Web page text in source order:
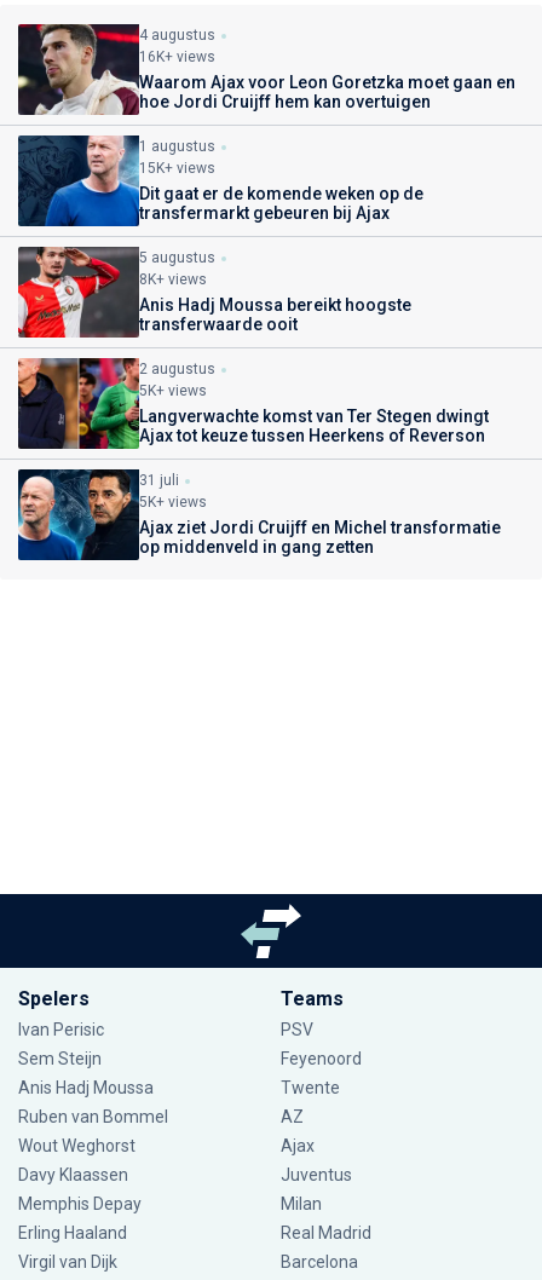
4 augustus
16K+ views
Waarom Ajax voor Leon Goretzka moet gaan en
hoe Jordi Cruijff hem kan overtuigen
1 augustus
15K+ views
Dit gaat er de komende weken op de
transfermarkt gebeuren bij Ajax
5 augustus
8K+ views
Anis Hadj Moussa bereikt hoogste
transferwaarde ooit
2 augustus
5K+ views
Langverwachte komst van Ter Stegen dwingt
Ajax tot keuze tussen Heerkens of Reverson
31 juli
5K+ views
Ajax ziet Jordi Cruijff en Michel transformatie
op middenveld in gang zetten
Spelers
Ivan Perisic
Sem Steijn
Anis Hadj Moussa
Ruben van Bommel
Wout Weghorst
Davy Klaassen
Memphis Depay
Erling Haaland
Virgil van Dijk
Teams
PSV
Feyenoord
Twente
AZ
Ajax
Juventus
Milan
Real Madrid
Barcelona